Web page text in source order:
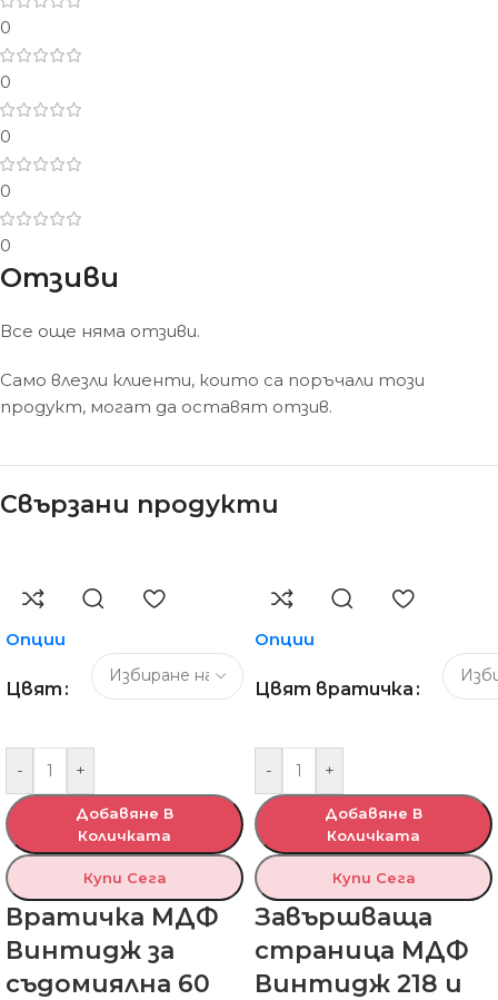
0
0
0
0
0
Отзиви
Все още няма отзиви.
Само влезли клиенти, които са поръчали този
продукт, могат да оставят отзив.
Свързани продукти
Опции
Цвят
- +
Добавяне В
Количката
Купи Сега
Вратичка МДФ
Винтидж за
съдомиялна 60
Опции
Цвят вратичка
- +
Добавяне В
Количката
Купи Сега
Завършваща
страница МДФ
Винтидж 218 и